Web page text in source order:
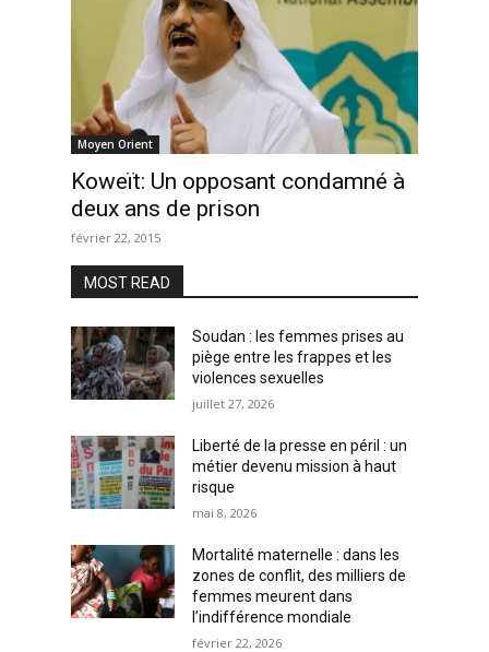
Moyen Orient
Koweït: Un opposant condamné à
deux ans de prison
février 22, 2015
MOST READ
Soudan : les femmes prises au
piège entre les frappes et les
violences sexuelles
juillet 27, 2026
Liberté de la presse en péril : un
métier devenu mission à haut
risque
mai 8, 2026
Mortalité maternelle : dans les
zones de conflit, des milliers de
femmes meurent dans
l’indifférence mondiale
février 22, 2026